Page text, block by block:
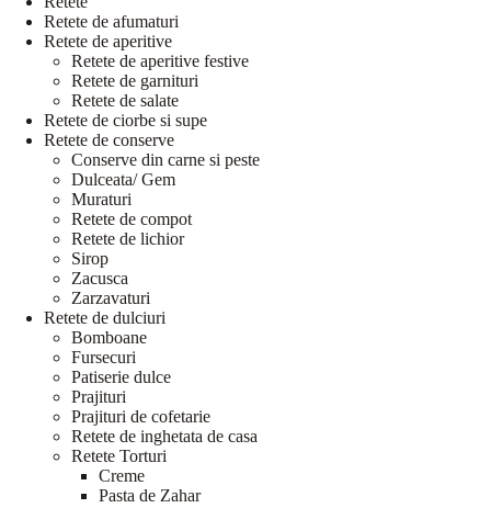
Retete de afumaturi
Retete de aperitive
Retete de aperitive festive
Retete de garnituri
Retete de salate
Retete de ciorbe si supe
Retete de conserve
Conserve din carne si peste
Dulceata/ Gem
Muraturi
Retete de compot
Retete de lichior
Sirop
Zacusca
Zarzavaturi
Retete de dulciuri
Bomboane
Fursecuri
Patiserie dulce
Prajituri
Prajituri de cofetarie
Retete de inghetata de casa
Retete Torturi
Creme
Pasta de Zahar